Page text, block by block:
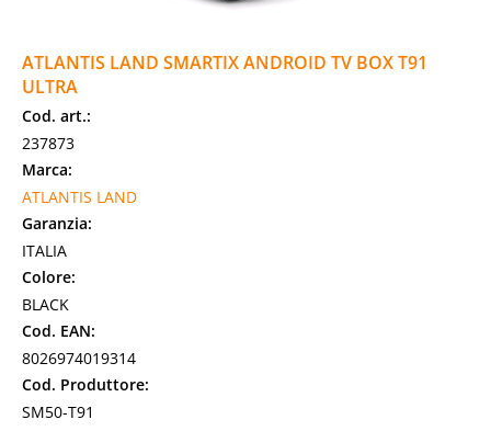
ATLANTIS LAND SMARTIX ANDROID TV BOX T91
ULTRA
Cod. art.:
237873
Marca:
ATLANTIS LAND
Garanzia:
ITALIA
Colore:
BLACK
Cod. EAN:
8026974019314
Cod. Produttore:
SM50-T91